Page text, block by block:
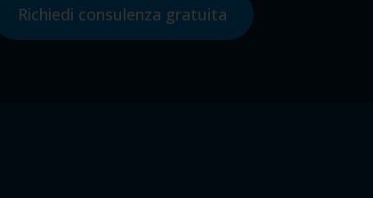
Richiedi consulenza gratuita